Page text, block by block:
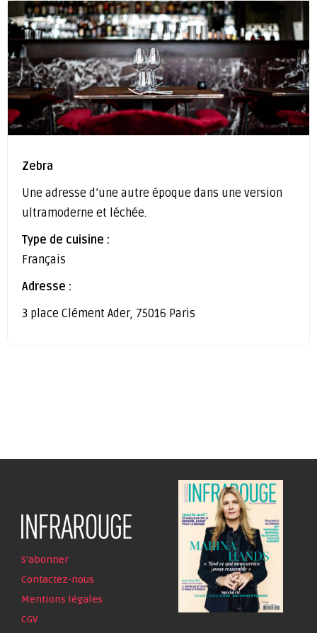
Zebra
Une adresse d’une autre époque dans une version
ultramoderne et léchée.
Type de cuisine :
Français
Adresse :
3 place Clément Ader, 75016 Paris
S'abonner
Contactez-nous
Mentions légales
CGV